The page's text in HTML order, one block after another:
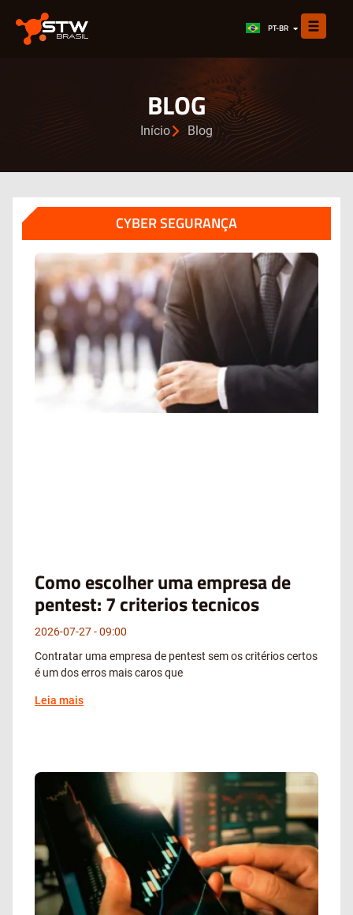
PT-BR
ES
BLOG
Início Blog
CYBER SEGURANÇA
Como escolher uma empresa de
pentest: 7 criterios tecnicos
2026-07-27
09:00
Contratar uma empresa de pentest sem os critérios certos
é um dos erros mais caros que
Leia mais